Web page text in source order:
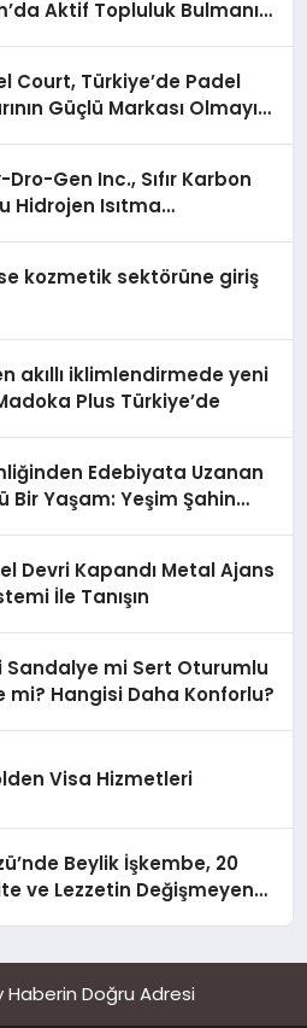
Aktif Topluluk Bulmanın
Court, Türkiye’de Padel
Güçlü Markası Olmayı
Gen Inc., Sıfır Karbon
Hidrojen Isıtma
kozmetik sektörüne giriş
akıllı iklimlendirmede yeni
Plus Türkiye’de
Edebiyata Uzanan
Bir Yaşam: Yeşim Şahin
Devri Kapandı Metal Ajans
İle Tanışın
Sandalye mi Sert Oturumlu
mi? Hangisi Daha Konforlu?
Visa Hizmetleri
Beylik İşkembe, 20
ve Lezzetin Değişmeyen
Haberin Doğru Adresi